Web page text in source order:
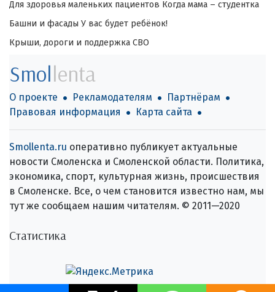
Для здоровья маленьких пациентов Когда мама – студентка
Башни и фасады У вас будет ребёнок!
Крыши, дороги и поддержка СВО
Smollenta
О проекте Рекламодателям
Партнёрам
Правовая информация
Карта сайта
Smollenta.ru оперативно публикует актуальные
новости Смоленска и Смоленской области. Политика,
экономика, спорт, культурная жизнь, происшествия
в Смоленске. Все, о чем становится известно нам, мы
тут же сообщаем нашим читателям. © 2011—2020
Статистика